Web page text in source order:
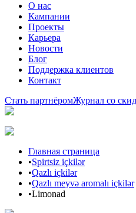
О нас
Кампании
Проекты
Карьера
Новости
Блог
Поддержка клиентов
Контакт
Стать партнёромЖурнал со
Главная страница
•Spirtsiz içkilər
•Qazlı içkilər
•Qazlı meyvə aromalı içkilər
•Limonad